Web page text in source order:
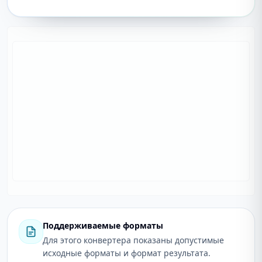
Поддерживаемые форматы
Для этого конвертера показаны допустимые
исходные форматы и формат результата.